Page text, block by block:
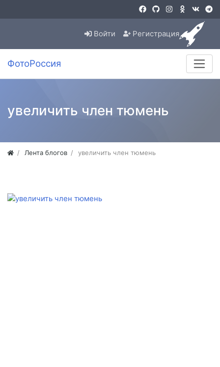
Войти Регистрация
ФотоРоссия
увеличить член тюмень
Лента блогов увеличить член тюмень